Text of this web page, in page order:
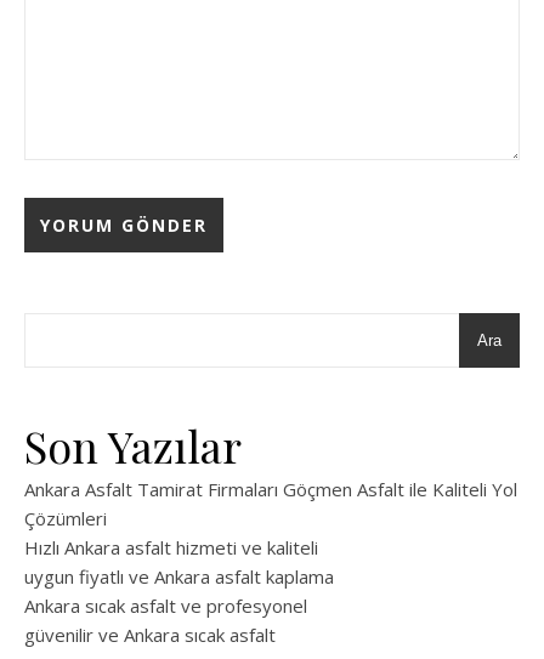
Ara
Son Yazılar
Ankara Asfalt Tamirat Firmaları Göçmen Asfalt ile Kaliteli Yol
Çözümleri
Hızlı Ankara asfalt hizmeti ve kaliteli
uygun fiyatlı ve Ankara asfalt kaplama
Ankara sıcak asfalt ve profesyonel
güvenilir ve Ankara sıcak asfalt